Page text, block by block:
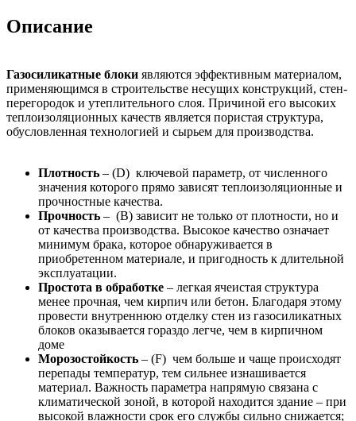
Описание
Газосиликатные блоки являются эффективным материалом,
применяющимся в строительстве несущих конструкций, стен-
перегородок и утеплительного слоя. Причиной его высоких
теплоизоляционных качеств является пористая структура,
обусловленная технологией и сырьем для производства.
Плотность – (D) ключевой параметр, от численного
значения которого прямо зависят теплоизоляционные и
прочностные качества.
Прочность – (B) зависит не только от плотности, но и
от качества производства. Высокое качество означает
минимум брака, которое обнаруживается в
приобретенном материале, и пригодность к длительной
эксплуатации.
Простота в обработке – легкая ячеистая структура
менее прочная, чем кирпич или бетон. Благодаря этому
провести внутреннюю отделку стен из газосиликатных
блоков оказывается гораздо легче, чем в кирпичном
доме
Морозостойкость – (F) чем больше и чаще происходят
перепады температур, тем сильнее изнашивается
материал. Важность параметра напрямую связана с
климатической зоной, в которой находится здание – при
высокой влажности срок его службы сильно снижается;